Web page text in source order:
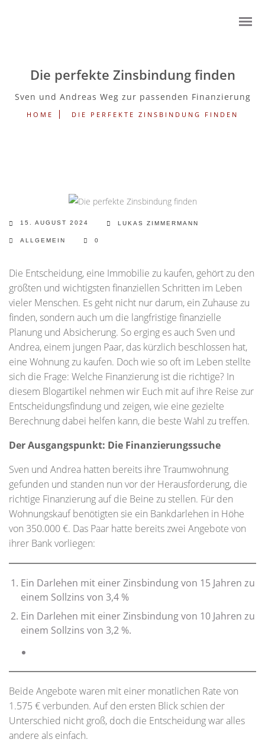
Die perfekte Zinsbindung finden
Sven und Andreas Weg zur passenden Finanzierung
HOME DIE PERFEKTE ZINSBINDUNG FINDEN
15. AUGUST 2024 LUKAS ZIMMERMANN
ALLGEMEIN 0
Die Entscheidung, eine Immobilie zu kaufen, gehört zu den
größten und wichtigsten finanziellen Schritten im Leben
vieler Menschen. Es geht nicht nur darum, ein Zuhause zu
finden, sondern auch um die langfristige finanzielle
Planung und Absicherung. So erging es auch Sven und
Andrea, einem jungen Paar, das kürzlich beschlossen hat,
eine Wohnung zu kaufen. Doch wie so oft im Leben stellte
sich die Frage: Welche Finanzierung ist die richtige? In
diesem Blogartikel nehmen wir Euch mit auf ihre Reise zur
Entscheidungsfindung und zeigen, wie eine gezielte
Berechnung dabei helfen kann, die beste Wahl zu treffen.
Der Ausgangspunkt: Die Finanzierungssuche
Sven und Andrea hatten bereits ihre Traumwohnung
gefunden und standen nun vor der Herausforderung, die
richtige Finanzierung auf die Beine zu stellen. Für den
Wohnungskauf benötigten sie ein Bankdarlehen in Höhe
von 350.000 €. Das Paar hatte bereits zwei Angebote von
ihrer Bank vorliegen:
Ein Darlehen mit einer Zinsbindung von 15 Jahren zu
einem Sollzins von 3,4 %
Ein Darlehen mit einer Zinsbindung von 10 Jahren zu
einem Sollzins von 3,2 %.
Beide Angebote waren mit einer monatlichen Rate von
1.575 € verbunden. Auf den ersten Blick schien der
Unterschied nicht groß, doch die Entscheidung war alles
andere als einfach.